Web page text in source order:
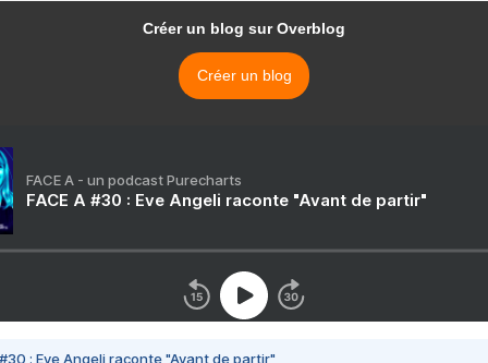
Créer un blog sur Overblog
Créer un blog
FACE A - un podcast Purecharts
FACE A #30 : Eve Angeli raconte "Avant de partir"
#30 : Eve Angeli raconte "Avant de partir"